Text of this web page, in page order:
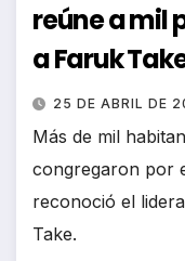
reúne a mil
a Faruk
25 DE ABRIL DE
Más de mil
congregaron por
reconoció el
Take.